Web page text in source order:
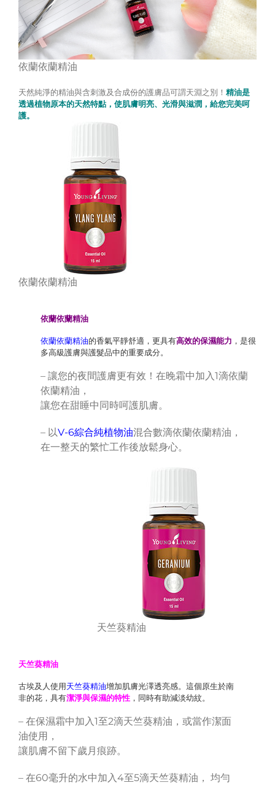
依蘭依蘭精油
天然純淨的精油與含刺激及合成份的護膚品可謂天淵之別！ 精油是
透過植物原本的天然特點，使肌膚明亮、光滑與滋潤，給您完美呵
護。
依蘭依蘭精油
依蘭依蘭精油
依蘭依蘭精油的香氣平靜舒適，更具有高效的保濕能力 ，是很
多高級護膚與護髮品中的重要成分。
– 讓您的夜間護膚更有效！在晚霜中加入1滴依蘭
依蘭精油，
讓您在甜睡中同時呵護肌膚。
– 以V-6綜合純植物油混合數滴依蘭依蘭精油，
在一整天的繁忙工作後放鬆身心。
天竺葵精油
天竺葵精油
古埃及人使用天竺葵精油增加肌膚光澤透亮感。這個原生於南
非的花，具有潔淨與保濕的特性 ，同時有助減淡幼紋。
– 在保濕霜中加入1至2滴天竺葵精油，或當作潔面
油使用，
讓肌膚不留下歲月痕跡。
– 在60毫升的水中加入4至5滴天竺葵精油， 均勻